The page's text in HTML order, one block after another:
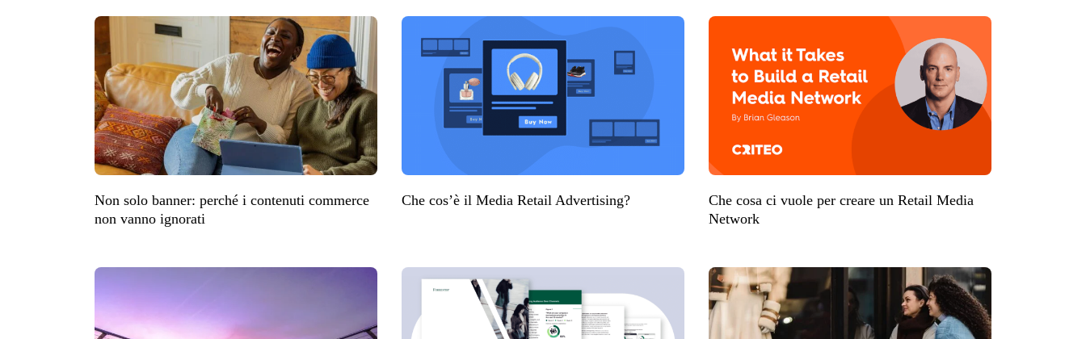
Non solo banner: perché i contenuti commerce
non vanno ignorati
Che cos’è il Media Retail Advertising?
Che cosa ci vuole per creare un Retail Media
Network